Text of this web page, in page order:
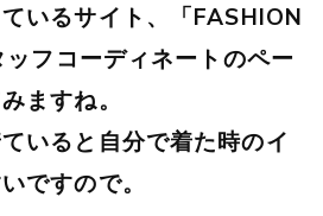
いるサイト、「FASHION
ッフコーディネートのペー
ますね。
いると自分で着た時のイ
ですので。